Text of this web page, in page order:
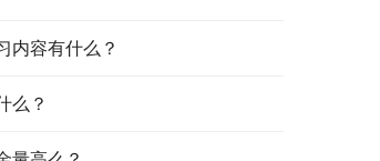
内容有什么？
么？